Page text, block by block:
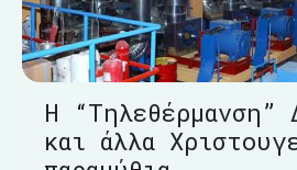
Η “Τηλεθέρμανση”
και άλλα